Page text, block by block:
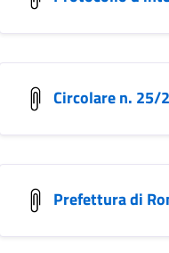
Circolare n. 25/
Prefettura di